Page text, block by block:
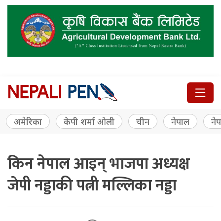
अमेरिका केपी शर्मा ओली चीन नेपाल
किन नेपाल आइन् भाजपा अध्यक्ष
जेपी नड्डाकी पत्नी मल्लिका नड्डा